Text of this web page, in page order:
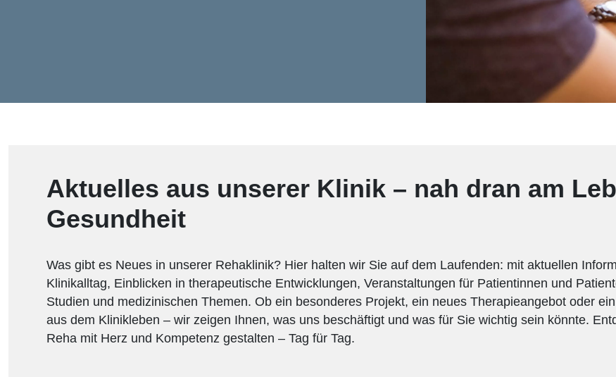
Aktuelles aus unserer Klinik – nah dran am
Gesundheit
Was gibt es Neues in unserer Rehaklinik? Hier halten wir Sie auf dem Laufenden: mit aktuellen
Klinikalltag, Einblicken in therapeutische Entwicklungen, Veranstaltungen für Patientinnen und
Studien und medizinischen Themen. Ob ein besonderes Projekt, ein neues Therapieangebot oder
aus dem Klinikleben – wir zeigen Ihnen, was uns beschäftigt und was für Sie wichtig sein könnte.
Reha mit Herz und Kompetenz gestalten – Tag für Tag.